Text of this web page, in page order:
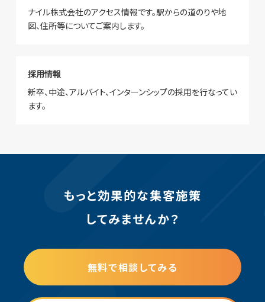
ナイル株式会社のアクセス情報です。駅からの道のりや地
図、住所等についてご案内します。
採用情報
新卒、中途、アルバイト、インターンシップの採用を行なってい
ます。
もっと効果的な集客施策
してみませんか？
無料で相談してみる